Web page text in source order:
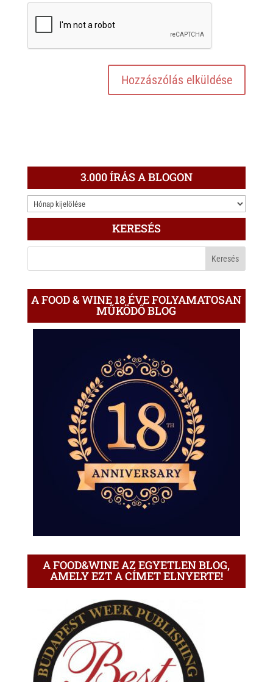
3.000 ÍRÁS A BLOGON
3.000
ÍRÁS
KERESÉS
A FOOD & WINE 18 ÉVE FOLYAMATOSAN
MŰKÖDŐ BLOG
A FOOD&WINE AZ EGYETLEN BLOG,
AMELY EZT A CÍMET ELNYERTE!